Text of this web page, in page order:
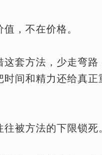
，不在价格。
这套方法，少走弯路
时间和精力还给真正
被方法的下限锁死